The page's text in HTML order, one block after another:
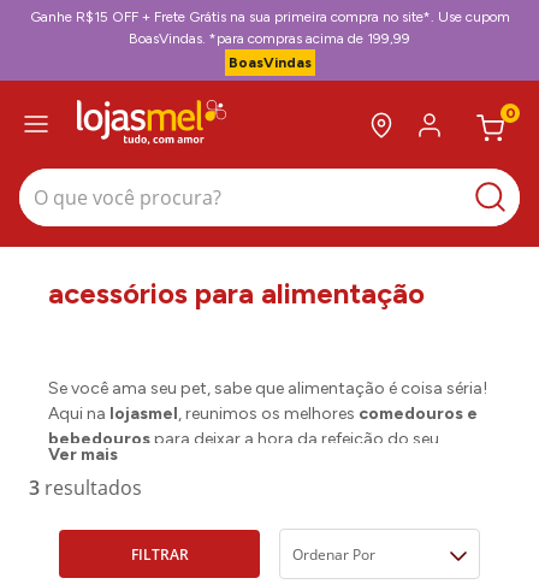
Ganhe R$15 OFF + Frete Grátis na sua primeira compra no site*. Use cupom
BoasVindas. *para compras acima de 199,99
BoasVindas
0
O que você procura?
acessórios para alimentação
Se você ama seu pet, sabe que alimentação é coisa séria!
Aqui na lojasmel, reunimos os melhores comedouros e
bebedourospara deixar a hora da refeição do seu
cachorro prática, organizada e cheia de estilo. Seja para
filhotes ou cães adultos, temos opções perfeitas para
Ver mais
3
FILTRAR Ordenar Por